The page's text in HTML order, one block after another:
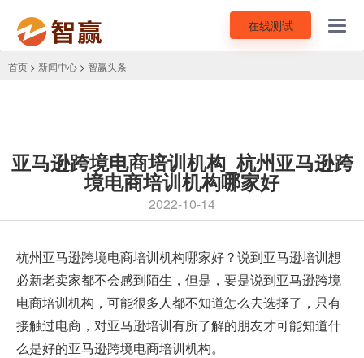
在线测试
首页 > 新闻中心 > 智赢头条
亚马逊跨境电商培训机构_杭州亚马逊跨
境电商培训机构哪家好
2022-10-14
杭州亚马逊跨境电商培训机构哪家好？说到亚马逊培训想
必新老卖家都不会感到陌生，但是，要是说到亚马逊跨境
电商培训机构，可能很多人都不知道怎么去选择了，只有
接触过电商，对亚马逊培训有所了解的朋友才可能知道什
么是好的亚马逊跨境电商培训机构。